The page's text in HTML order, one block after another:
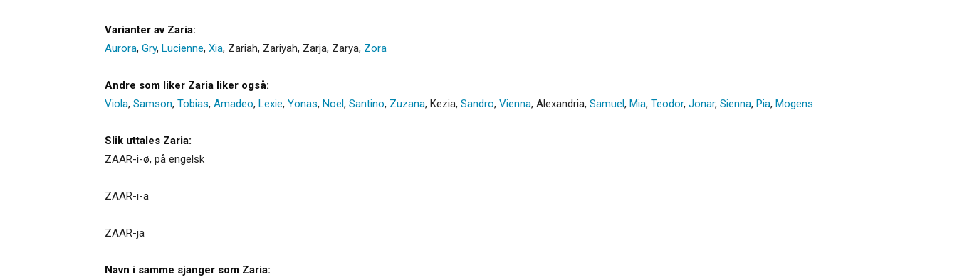
Varianter av Zaria:
Aurora, Gry, Lucienne, Xia, Zariah, Zariyah, Zarja, Zarya, Zora
Andre som liker Zaria liker også:
Viola, Samson, Tobias, Amadeo, Lexie, Yonas, Noel, Santino, Zuzana, Kezia, Sandro, Vienna, Alexandria, Samuel, Mia, Teodor, Jonar, Sienna, Pia, Mogens
Slik uttales Zaria:
ZAAR-i-ø, på engelsk
ZAAR-i-a
ZAAR-ja
Navn i samme sjanger som Zaria: